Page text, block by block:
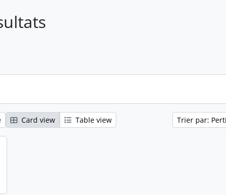
Card view Table view Trier par: